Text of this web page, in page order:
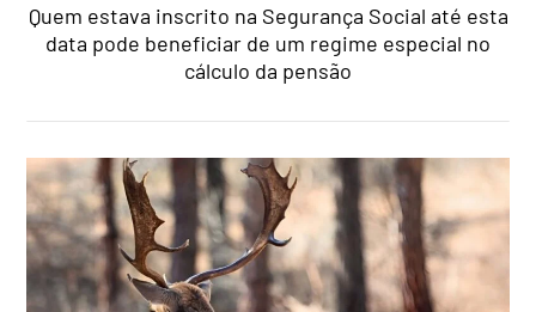
Quem estava inscrito na Segurança Social até esta
data pode beneficiar de um regime especial no
cálculo da pensão